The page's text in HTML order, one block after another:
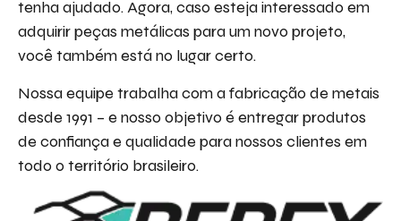
tenha ajudado. Agora, caso esteja interessado em
adquirir peças metálicas para um novo projeto,
você também está no lugar certo.
Nossa equipe trabalha com a fabricação de metais
desde 1991 – e nosso objetivo é entregar produtos
de confiança e qualidade para nossos clientes em
todo o território brasileiro.